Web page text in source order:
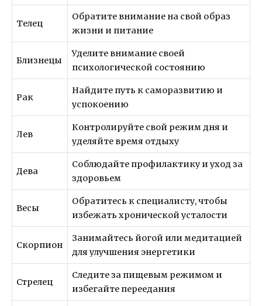
Телец
Обратите внимание на свой образ
жизни и питание
Близнецы
Уделите внимание своей
психологической состоянию
Рак
Найдите путь к саморазвитию и
успокоению
Лев
Контролируйте свой режим дня и
уделяйте время отдыху
Дева
Соблюдайте профилактику и уход за
здоровьем
Весы
Обратитесь к специалисту, чтобы
избежать хронической усталости
Скорпион
Занимайтесь йогой или медитацией
для улучшения энергетики
Стрелец
Следите за пищевым режимом и
избегайте переедания